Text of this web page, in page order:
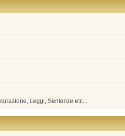
Leggi, Sentenze etc...